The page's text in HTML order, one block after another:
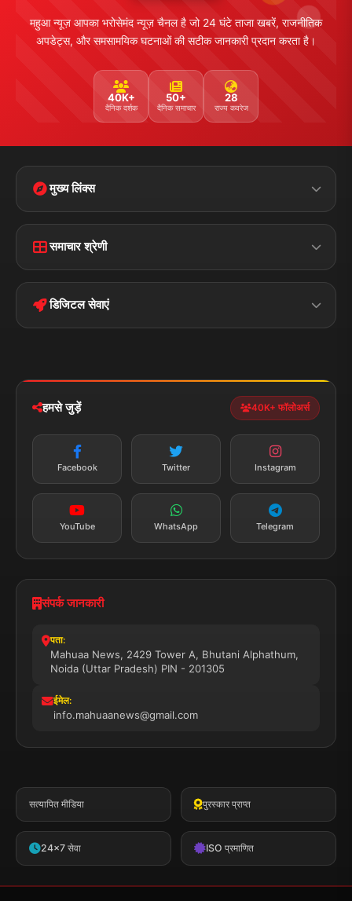
महुआ न्यूज़ आपका भरोसेमंद न्यूज़ चैनल है जो 24 घंटे ताजा खबरें, राजनीतिक
अपडेट्स, और समसामयिक घटनाओं की सटीक जानकारी प्रदान करता है।
40K+
दैनिक दर्शक
50+
दैनिक समाचार
28
राज्य कवरेज
मुख्य लिंक्स
Home Contact Us
Terms &
Conditions
Privacy Policy
समाचार श्रेणी
बिहार क्राइम
पॉलिटिकल झारखण्ड
डिजिटल सेवाएं
न्यूज़ अलर्ट
तत्काल अपडेट
सब्सक्राइब करें
हमसे जुड़ें 40K+ फॉलोअर्स
Facebook Twitter Instagram
YouTube WhatsApp Telegram
संपर्क जानकारी
पता:
Mahuaa News, 2429 Tower A, Bhutani Alphathum,
Noida (Uttar Pradesh) PIN - 201305
ईमेल:
info.mahuaanews@gmail.com
सत्यापित मीडिया पुरस्कार प्राप्त
24x7 सेवा ISO प्रमाणित